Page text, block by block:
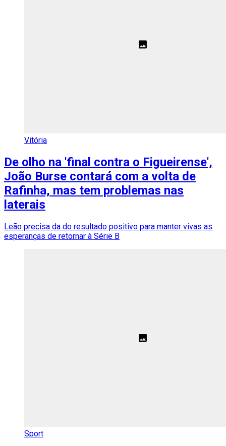
Vitória
De olho na 'final contra o Figueirense',
João Burse contará com a volta de
Rafinha, mas tem problemas nas
laterais
Leão precisa da do resultado positivo para manter vivas as
esperanças de retornar à Série B
Sport